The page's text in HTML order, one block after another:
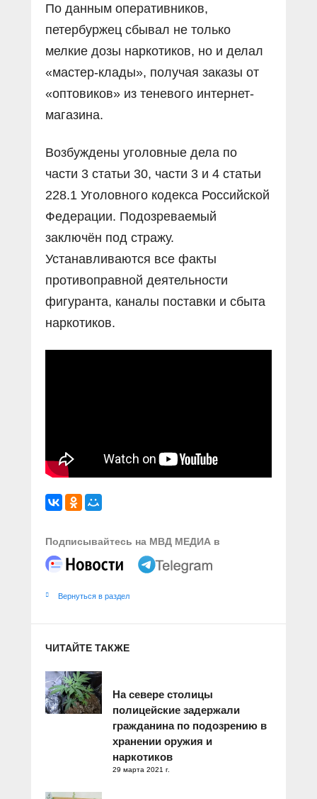
По данным оперативников,
петербуржец сбывал не только
мелкие дозы наркотиков, но и делал
«мастер-клады», получая заказы от
«оптовиков» из теневого интернет-
магазина.
Возбуждены уголовные дела по
части 3 статьи 30, части 3 и 4 статьи
228.1 Уголовного кодекса Российской
Федерации. Подозреваемый
заключён под стражу.
Устанавливаются все факты
противоправной деятельности
фигуранта, каналы поставки и сбыта
наркотиков.
Подписывайтесь на МВД МЕДИА в
Вернуться в раздел
ЧИТАЙТЕ ТАКЖЕ
На севере столицы
полицейские задержали
гражданина по подозрению в
хранении оружия и
наркотиков
29 марта 2021 г.